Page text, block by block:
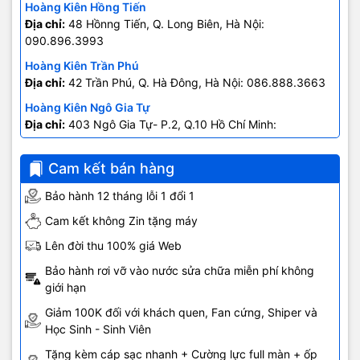
Hoàng Kiên Hồng Tiến
Địa chỉ: 48 Hồnng Tiến, Q. Long Biên, Hà Nội:
090.896.3993
Hoàng Kiên Trần Phú
Địa chỉ: 42 Trần Phú, Q. Hà Đông, Hà Nội: 086.888.3663
Hoàng Kiên Ngô Gia Tự
Địa chỉ: 403 Ngô Gia Tự- P.2, Q.10 Hồ Chí Minh:
0707.678.707
Cam kết bán hàng
Bảo hành 12 tháng lỗi 1 đổi 1
Cam kết không Zin tặng máy
Lên đời thu 100% giá Web
Bảo hành rơi vỡ vào nước sửa chữa miễn phí không
giới hạn
Giảm 100K đối với khách quen, Fan cứng, Shiper và
Học Sinh - Sinh Viên
Tặng kèm cáp sạc nhanh + Cường lực full màn + ốp
Máy quét LiDAR độc nhất
chuyên nghiệp hàng đầu thị trường với nhiều nâng cấp đáng giá.
Camera chính của máy có giữ nguyên độ phân giải 12MP nhưng có
cảm biến lớn hơn, cho kích thước điểm ảnh lên tới 1,7μm. Khẩu độ
được nâng lên ƒ/1.6 giúp tăng 22% khả năng thu sáng. Ống kính
góc rộng cho góc chụp tới 120o, cho bạn những bức ảnh với nhiều
chi tiết và cảnh vật xung quanh. Camera tele trên iPhone 12 Pro
Max đã được tăng tiêu cự lên 65mm, cho khả năng zoom quang
học 2.5x, đưa bạn đến gần hơn với những vật thể ở xa. Camera
của iPhone 12 Pro Max được trang bị tính năng Smat HDR 3, giúp
đem lại độ sáng đồng đều cho từng chi tiết, đem lại những bức
hình rực rỡ ngay cả trong điều kiện ngược sáng.